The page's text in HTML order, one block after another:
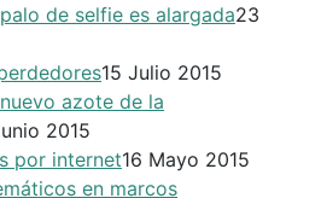
de selfie es alargada23
15 Julio 2015
azote de la
2015
por internet16 Mayo 2015
en marcos